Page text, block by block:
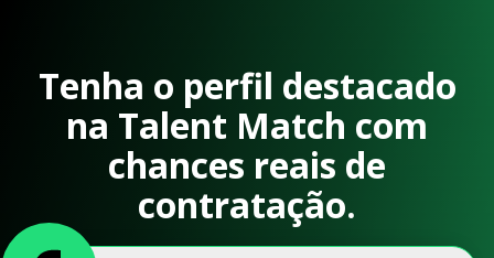
Tenha o perfil destacado
na Talent Match com
chances reais de
contratação.